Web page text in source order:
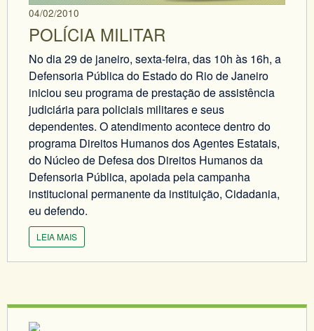
04/02/2010
POLÍCIA MILITAR
No dia 29 de janeiro, sexta-feira, das 10h às 16h, a
Defensoria Pública do Estado do Rio de Janeiro
iniciou seu programa de prestação de assistência
judiciária para policiais militares e seus
dependentes. O atendimento acontece dentro do
programa Direitos Humanos dos Agentes Estatais,
do Núcleo de Defesa dos Direitos Humanos da
Defensoria Pública, apoiada pela campanha
institucional permanente da instituição, Cidadania,
eu defendo.
LEIA MAIS